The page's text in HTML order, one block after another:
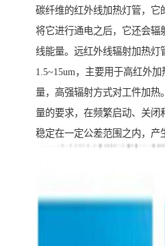
碳纤维的红外线加热灯管，它
将它进行通电之后，它还会辐
线能量。远红外线辐射加热灯
1.5~15um，主要用于高红外
量，高强辐射方式对工件加热
量的要求，在频繁启动、关闭
稳定在一定公差范围之内，产